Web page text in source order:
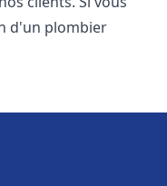
d'un plombier